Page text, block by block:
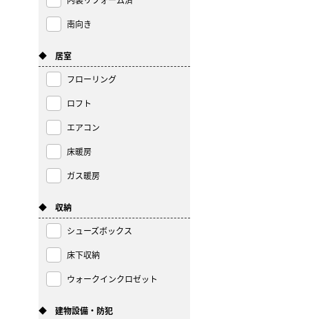
南向き
◆ 居室
フローリング
ロフト
エアコン
床暖房
ガス暖房
◆ 収納
シューズボックス
床下収納
ウォークインクロゼット
◆ 建物設備・防犯